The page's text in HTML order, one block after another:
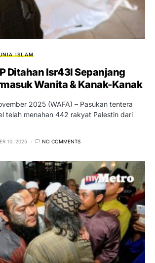
ISLAM
Ditahan Isr43l Sepanjang
Wanita & Kanak-Kanak
2025 (WAFA) – Pasukan tentera
telah menahan 442 rakyat Palestin dari
10, 2025 NO COMMENTS